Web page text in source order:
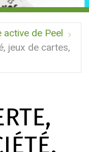
de Peel
jeux de cartes,